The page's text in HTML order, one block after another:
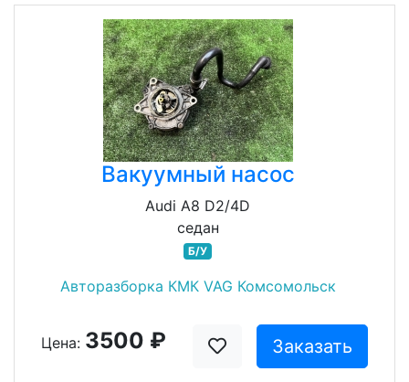
Вакуумный насос
Audi A8 D2/4D
седан
Б/У
Авторазборка КМК VAG Комсомольск
Цена: 3500 ₽ Заказать